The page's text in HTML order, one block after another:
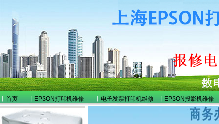
首页 EPSON打印机维修 电子发票打印机维修 EPSON投影机维修